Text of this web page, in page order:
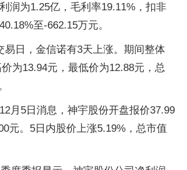
润为1.25亿，毛利率19.11%，扣非
至-662.15万元。
易日，金信诺有3天上涨。期间整体
为13.94元，最低价为12.88元，总
月5日消息，神宇股份开盘报价37.99
元。5日内股价上涨5.19%，总市值